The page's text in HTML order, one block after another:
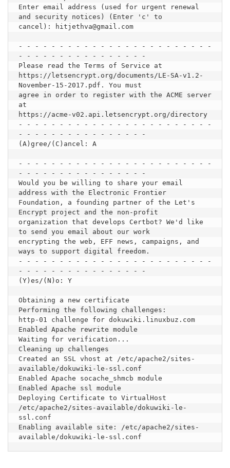
Enter email address (used for urgent renewal
and security notices) (Enter 'c' to
cancel): hitjethva@gmail.com
- - - - - - - - - - - - - - - - - - - - - - - -
- - - - - - - - - - - - - - - -
Please read the Terms of Service at
https://letsencrypt.org/documents/LE-SA-v1.2-
November-15-2017.pdf. You must
agree in order to register with the ACME server
at
https://acme-v02.api.letsencrypt.org/directory
- - - - - - - - - - - - - - - - - - - - - - - -
- - - - - - - - - - - - - - - -
(A)gree/(C)ancel: A
- - - - - - - - - - - - - - - - - - - - - - - -
- - - - - - - - - - - - - - - -
Would you be willing to share your email
address with the Electronic Frontier
Foundation, a founding partner of the Let's
Encrypt project and the non-profit
organization that develops Certbot? We'd like
to send you email about our work
encrypting the web, EFF news, campaigns, and
ways to support digital freedom.
- - - - - - - - - - - - - - - - - - - - - - - -
- - - - - - - - - - - - - - - -
(Y)es/(N)o: Y
Obtaining a new certificate
Performing the following challenges:
http-01 challenge for dokuwiki.linuxbuz.com
Enabled Apache rewrite module
Waiting for verification...
Cleaning up challenges
Created an SSL vhost at /etc/apache2/sites-
available/dokuwiki-le-ssl.conf
Enabled Apache socache_shmcb module
Enabled Apache ssl module
Deploying Certificate to VirtualHost
/etc/apache2/sites-available/dokuwiki-le-
ssl.conf
Enabling available site: /etc/apache2/sites-